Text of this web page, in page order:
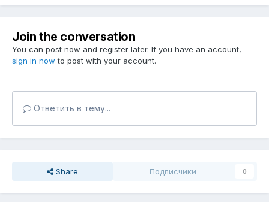
Join the conversation
You can post now and register later. If you have an account,
sign in now to post with your account.
Ответить в тему...
Share Подписчики 0